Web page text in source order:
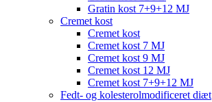
Gratin kost 7+9+12 MJ
Cremet kost
Cremet kost
Cremet kost 7 MJ
Cremet kost 9 MJ
Cremet kost 12 MJ
Cremet kost 7+9+12 MJ
Fedt- og kolesterolmodificeret diæt